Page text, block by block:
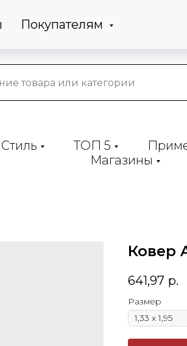
Покупателям
Стиль ТОП 5
Магазины
Ковер
641,97 р.
Размер